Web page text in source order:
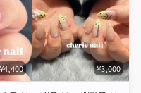
¥3,000